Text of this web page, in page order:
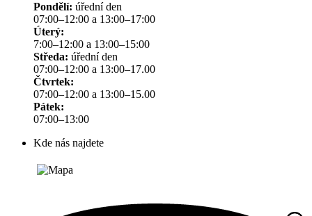
Pondělí: úřední den
07:00–12:00 a 13:00–17:00
Úterý:
7:00–12:00 a 13:00–15:00
Středa: úřední den
07:00–12:00 a 13:00–17.00
Čtvrtek:
07:00–12:00 a 13:00–15.00
Pátek:
07:00–13:00
Kde nás najdete